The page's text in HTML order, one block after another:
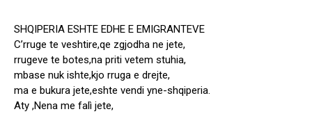
SHQIPERIA ESHTE EDHE E EMIGRANTEVE
C’rruge te veshtire,qe zgjodha ne jete,
rrugeve te botes,na priti vetem stuhia,
mbase nuk ishte,kjo rruga e drejte,
ma e bukura jete,eshte vendi yne-shqiperia.
Aty ,Nena me falì jete,